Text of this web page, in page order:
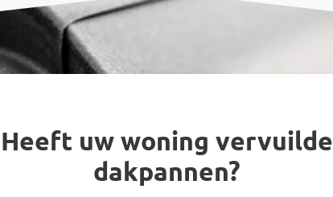
Heeft uw woning vervuilde
dakpannen?